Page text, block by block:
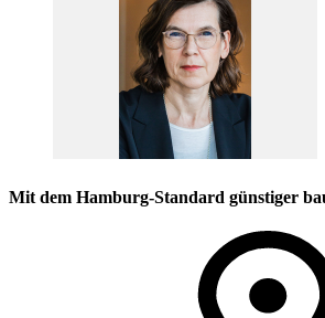
Mit dem Hamburg-Standard günstiger